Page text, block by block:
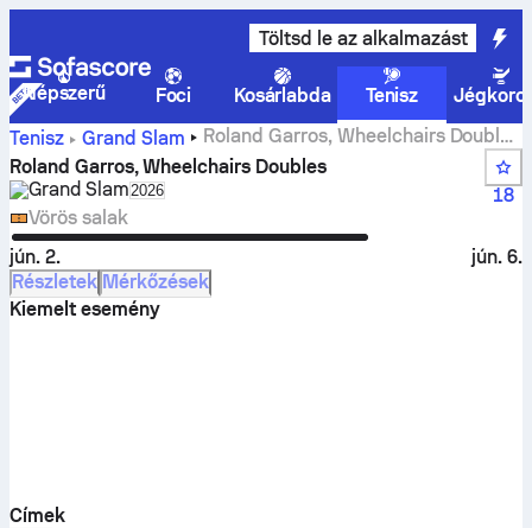
Töltsd le az alkalmazást
Népszerű Foci Kosárlabda Tenisz
Tenisz
Grand Slam
Roland Garros, Wheelchairs Doubles
Élő eredmények
Roland Garros, Wheelchairs Doubles
Grand SlamSelect season in unique tournament header
2026
18
Vörös salak
jún. 2.
jún. 6.
Részletek Mérkőzések
Kiemelt esemény
Címek